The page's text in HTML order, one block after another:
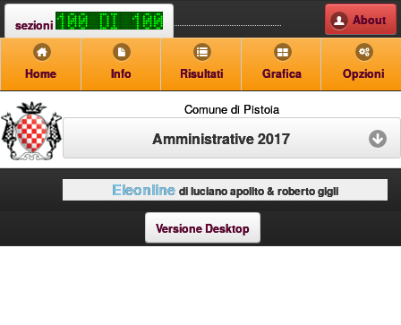
sezioni About
Home Info Risultati Grafica Opzioni
Comune di Pistoia
Amministrative 2017
Eleonline di luciano apolito & roberto gigli
Versione Desktop